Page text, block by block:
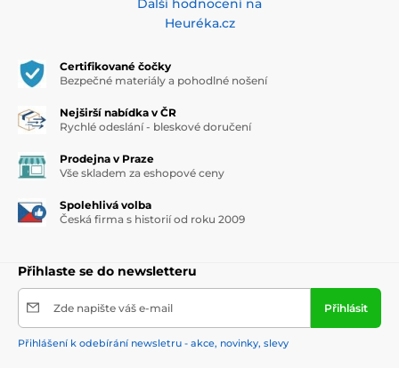
Další hodnocení na
Heuréka.cz
Certifikované čočky
Bezpečné materiály a pohodlné nošení
Nejširší nabídka v ČR
Rychlé odeslání - bleskové doručení
Prodejna v Praze
Vše skladem za eshopové ceny
Spolehlivá volba
Česká firma s historií od roku 2009
Přihlaste se do newsletteru
Zde napište váš e-mail Přihlásit
Přihlášení k odebírání newsletru - akce, novinky, slevy